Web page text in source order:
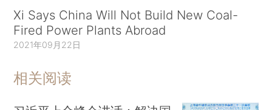
Xi Says China Will Not Build New Coal-
Fired Power Plants Abroad
2021年09月22日
相关阅读